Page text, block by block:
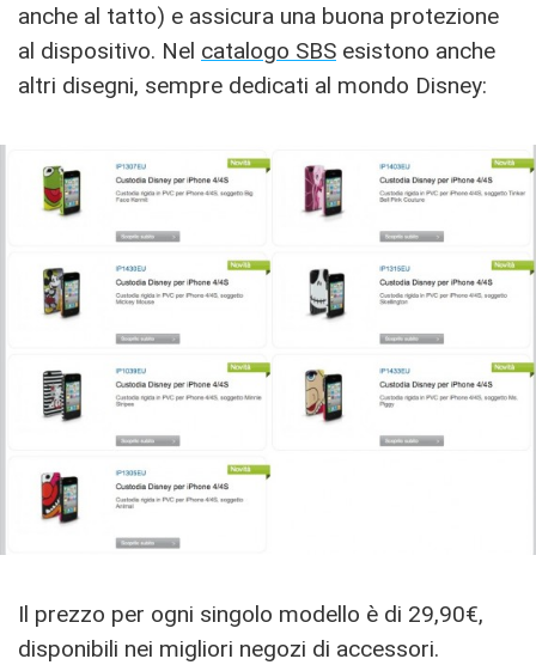
anche al tatto) e assicura una buona protezione
al dispositivo. Nel catalogo SBS esistono anche
altri disegni, sempre dedicati al mondo Disney:
Il prezzo per ogni singolo modello è di 29,90€,
disponibili nei migliori negozi di accessori.